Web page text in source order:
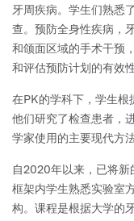
牙周疾病。学生们熟悉
查。预防全身性疾病，
和颌面区域的手术干预
和评估预防计划的有效
在PK的学科下，学生根
他们研究了检查患者，
学家使用的主要现代方
自2020年以来，已将新
框架内学生熟悉实验室
构。课程是根据大学的